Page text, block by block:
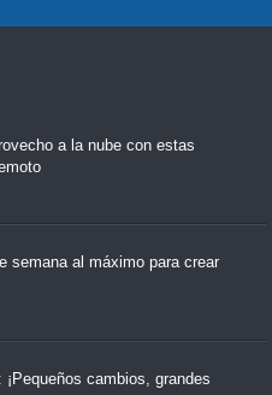
a la nube con estas
semana al máximo para crear
cambios, grandes